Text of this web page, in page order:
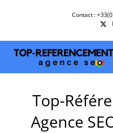
Contact :
Top-
Agence